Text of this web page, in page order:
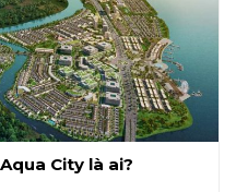
City là ai?